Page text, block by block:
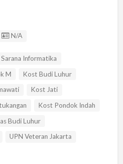
Listing ID
N/A
Informatika
M
Kost Budi Luhur
Kost Jati
Kost Pondok Indah
Budi Luhur
UPN Veteran Jakarta